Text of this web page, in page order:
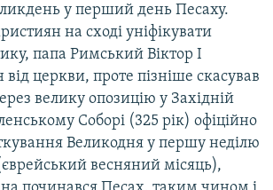
у перший день Песаху.
на сході уніфікувати
папа Римський Віктор І
від церкви, проте пізніше скасував
велику опозицію у Західній
Соборі (325 рік) офіційно
Великодня у першу неділю
весняний місяць),